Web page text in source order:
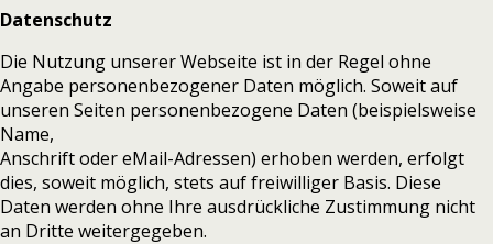
Datenschutz
Die Nutzung unserer Webseite ist in der Regel ohne
Angabe personenbezogener Daten möglich. Soweit auf
unseren Seiten personenbezogene Daten (beispielsweise
Name,
Anschrift oder eMail-Adressen) erhoben werden, erfolgt
dies, soweit möglich, stets auf freiwilliger Basis. Diese
Daten werden ohne Ihre ausdrückliche Zustimmung nicht
an Dritte weitergegeben.